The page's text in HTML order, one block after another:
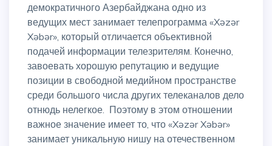
демократичного Азербайджана одно из
ведущих мест занимает телепрограмма «Xəzər
Xəbər», который отличается объективной
подачей информации телезрителям. Конечно,
завоевать хорошую репутацию и ведущие
позиции в свободной медийном пространстве
среди большого числа других телеканалов дело
отнюдь нелегкое. Поэтому в этом отношении
важное значение имеет то, что «Xəzər Xəbər»
занимает уникальную нишу на отечественном